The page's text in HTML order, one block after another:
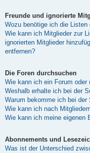
Freunde und ignorierte
Wozu benötige ich die Listen
Wie kann ich Mitglieder zur
ignorierten Mitglieder
entfernen?
Die Foren durchsuchen
Wie kann ich ein Forum oder
Weshalb erhalte ich bei der
Warum bekomme ich bei der
Wie kann ich nach
Wie kann ich meine eigenen
Abonnements und
Was ist der Unterschied